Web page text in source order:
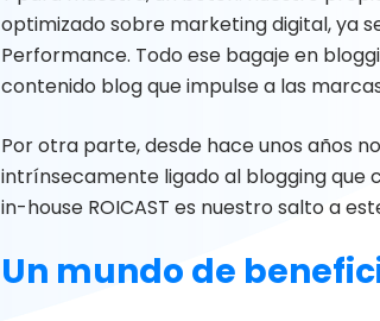
optimizado sobre marketing digital, ya
Performance. Todo ese bagaje en
contenido blog que impulse a las
Por otra parte, desde hace unos años
intrínsecamente ligado al blogging que
in-house ROICAST es nuestro salto a
Un mundo de